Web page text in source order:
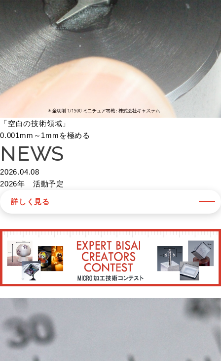
「空白の技術領域」
0.001mm～1mmを極める
NEWS
2026.04.08
2026年 活動予定
詳しく見る